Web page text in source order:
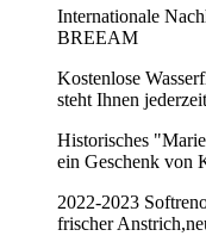
Internationale
BREEAM
Kostenlose
steht Ihnen
Historisches
ein Geschenk von
2022-2023
frischer